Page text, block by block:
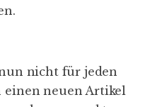
nicht für jeden
neuen Artikel